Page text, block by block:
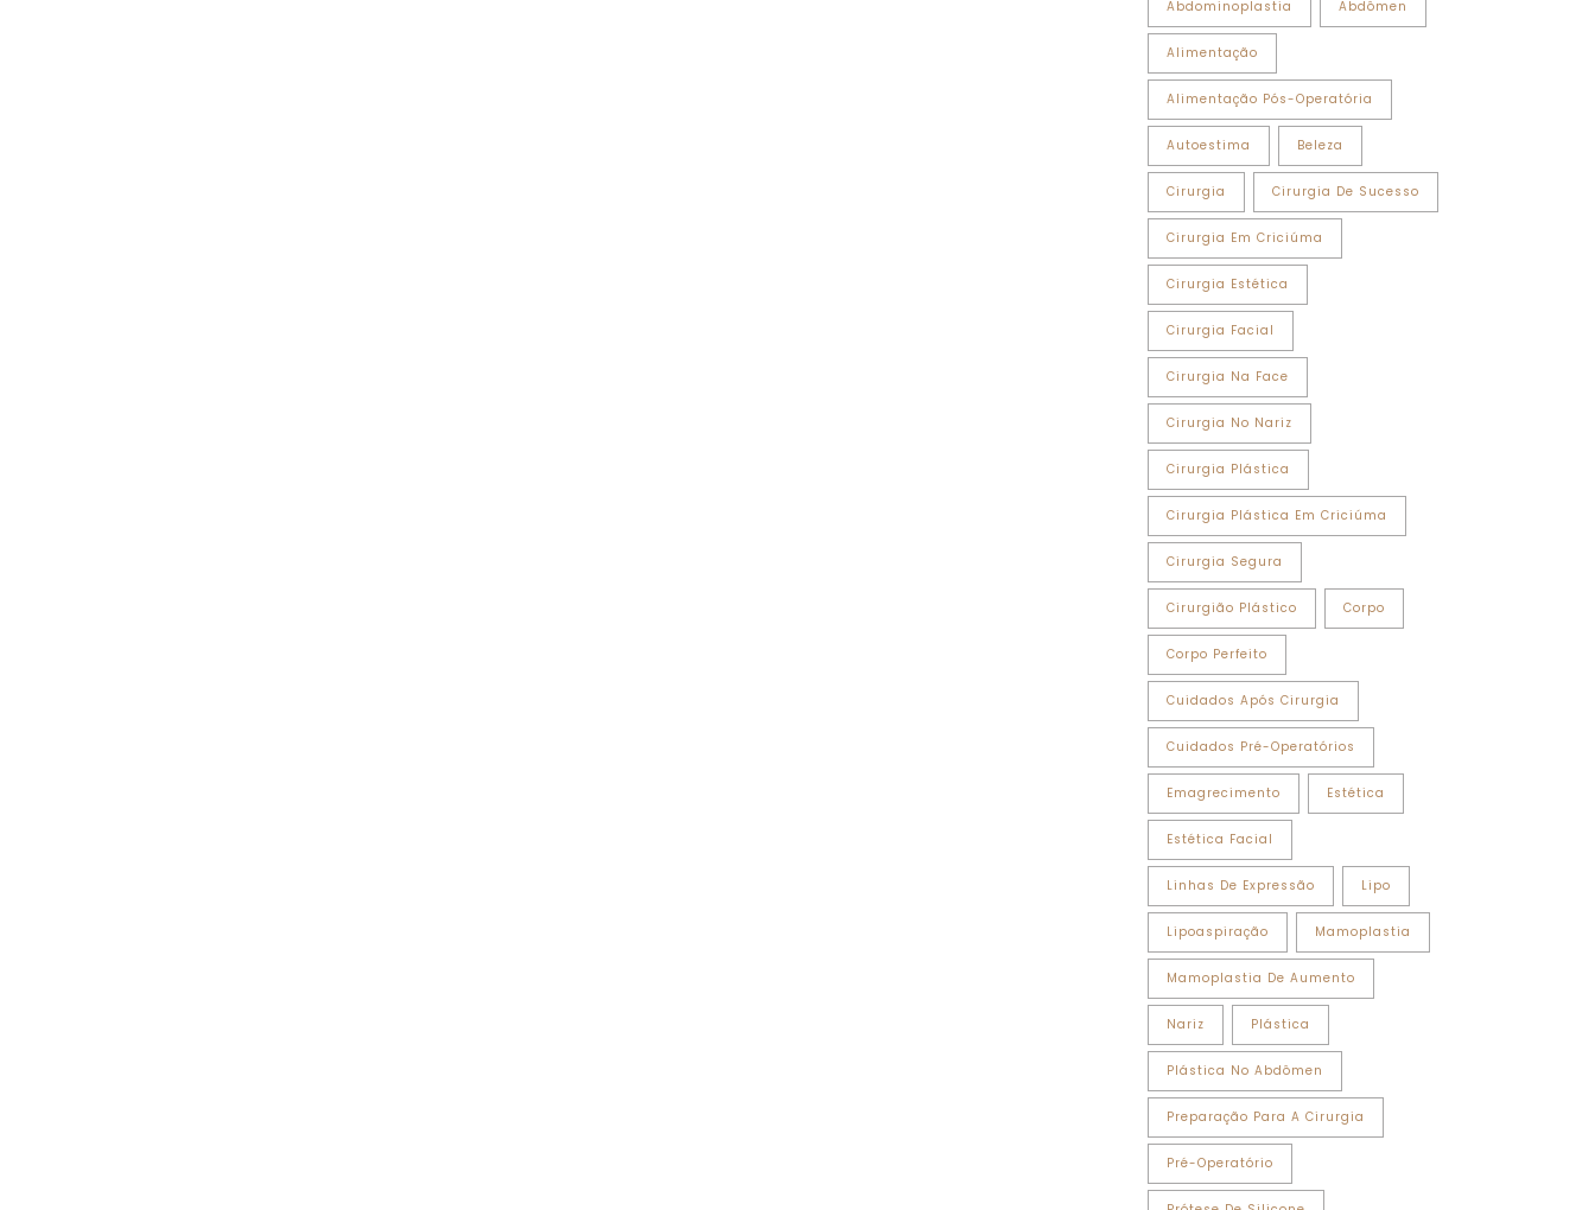
Abdominoplastia Abdômen
Alimentação
Alimentação Pós-Operatória
Autoestima Beleza
Cirurgia Cirurgia De Sucesso
Cirurgia Em Criciúma
Cirurgia Estética
Cirurgia Facial
Cirurgia Na Face
Cirurgia No Nariz
Cirurgia Plástica
Cirurgia Plástica Em Criciúma
Cirurgia Segura
Cirurgião Plástico Corpo
Corpo Perfeito
Cuidados Após Cirurgia
Cuidados Pré-Operatórios
Emagrecimento Estética
Estética Facial
Linhas De Expressão Lipo
Lipoaspiração Mamoplastia
Mamoplastia De Aumento
Nariz Plástica
Plástica No Abdômen
Preparação Para A Cirurgia
Pré-Operatório